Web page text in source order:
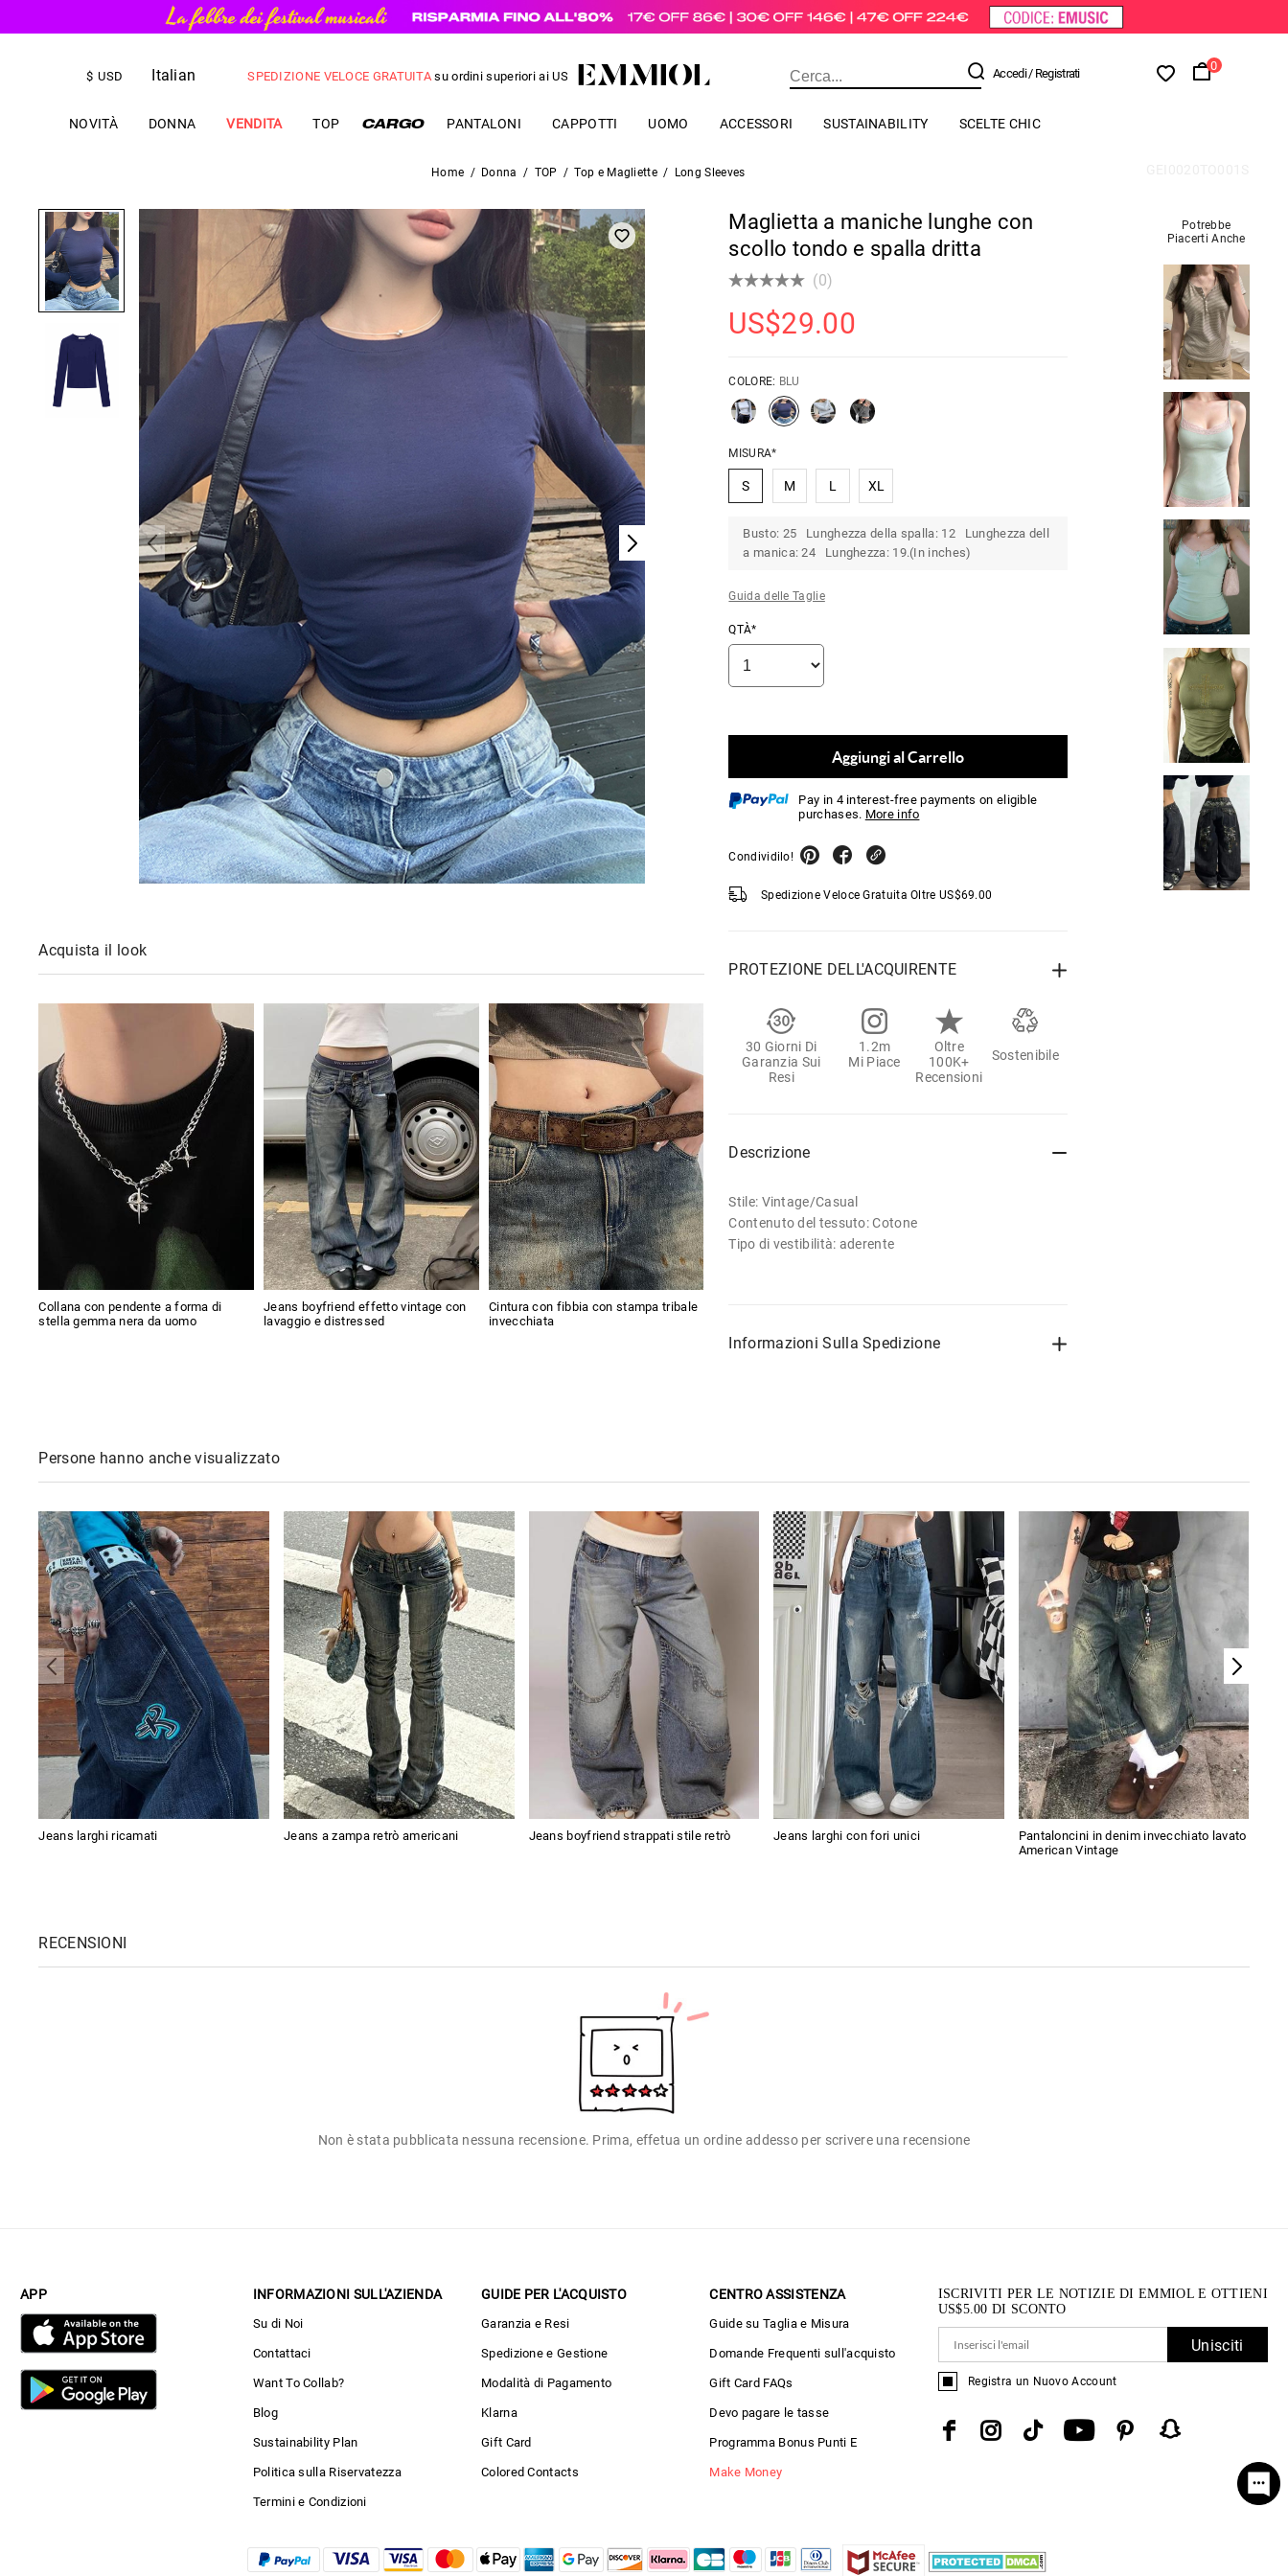
$ USD Italian SPEDIZIONE VELOCE GRATUITA su ordini superiori aiUS$ 69.00 Accedi/ Registrati
0
NOVITÀ DONNA VENDITA TOP PANTALONI CAPPOTTI UOMO ACCESSORI SUSTAINABILITY SCELTE CHIC
Home / Donna / TOP / Top e Magliette / Long Sleeves
Acquista il look
Collana con pendente a forma di
stella gemma nera da uomo
Jeans boyfriend effetto vintage con
lavaggio e distressed
Cintura con fibbia con stampa tribale
invecchiata
Maglietta a maniche lunghe con
scollo tondo e spalla dritta
(0)
US$29.00
COLORE: BLU
MISURA*
S M L XL
Busto: 25 Lunghezza della spalla: 12 Lunghezza dell
a manica: 24 Lunghezza: 19.(In inches)
Guida delle Taglie
QTÀ*
Aggiungi al Carrello
Pay in 4 interest-free payments on eligible
purchases. More info
Condividilo!
Spedizione Veloce Gratuita Oltre US$69.00
PROTEZIONE DELL'ACQUIRENTE
30 Giorni Di
Garanzia Sui
Resi
1.2m
Mi Piace
Oltre
100K+
Recensioni
Sostenibile
Descrizione
Stile: Vintage/Casual
Contenuto del tessuto: Cotone
Tipo di vestibilità: aderente
Informazioni Sulla Spedizione
Potrebbe
Piacerti Anche
Persone hanno anche visualizzato
Jeans larghi ricamati Jeans a zampa retrò americani Jeans boyfriend strappati stile retrò Jeans larghi con fori unici
Pantaloncini in denim invecchiato lavato
American Vintage
RECENSIONI
Non è stata pubblicata nessuna recensione. Prima, effetua un ordine addesso per scrivere una recensione
APP INFORMAZIONI SULL'AZIENDA
Su di Noi
Contattaci
Want To Collab?
Blog
Sustainability Plan
Politica sulla Riservatezza
Termini e Condizioni
GUIDE PER L'ACQUISTO
Garanzia e Resi
Spedizione e Gestione
Modalità di Pagamento
Klarna
Gift Card
Colored Contacts
CENTRO ASSISTENZA
Guide su Taglia e Misura
Domande Frequenti sull'acquisto
Gift Card FAQs
Devo pagare le tasse
Programma Bonus Punti E
Make Money
ISCRIVITI PER LE NOTIZIE DI EMMIOL E OTTIENI
US$5.00 DI SCONTO
Unisciti
Registra un Nuovo Account